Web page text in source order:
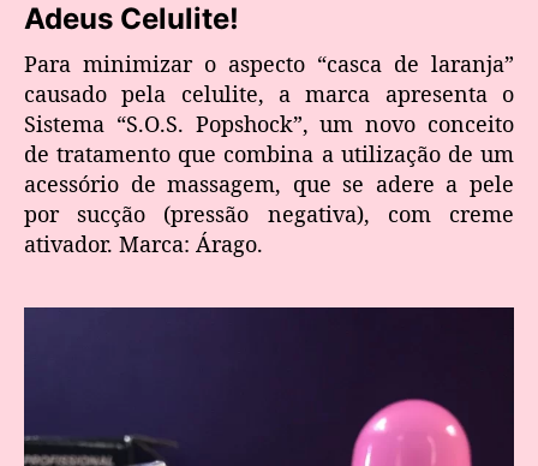
Adeus Celulite!
Para minimizar o aspecto “casca de laranja”
causado pela celulite, a marca apresenta o
Sistema “S.O.S. Popshock”, um novo conceito
de tratamento que combina a utilização de um
acessório de massagem, que se adere a pele
por sucção (pressão negativa), com creme
ativador. Marca: Árago.